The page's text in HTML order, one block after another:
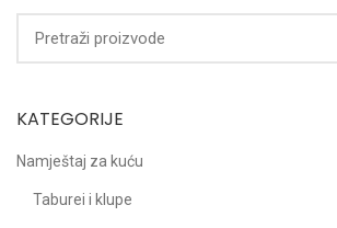
KATEGORIJE
Namještaj za kuću
Taburei i klupe